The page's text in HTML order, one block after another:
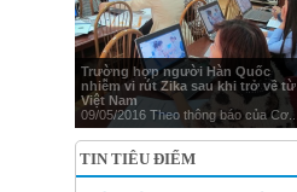
Trường hợp người Hàn Quốc
nhiễm vi rút Zika sau khi trở về từ
Việt Nam
09/05/2016 Theo thông báo của Cơ...
TIN TIÊU ĐIỂM